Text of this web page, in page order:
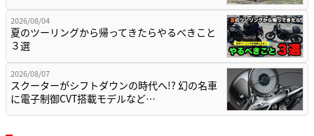
2026/08/04
夏のツーリングから帰ってきたらやるべきこと
３選
2026/08/07
スクーターがシフトダウンの時代へ!? 幻の名車
に電子制御CVT搭載モデルなど…